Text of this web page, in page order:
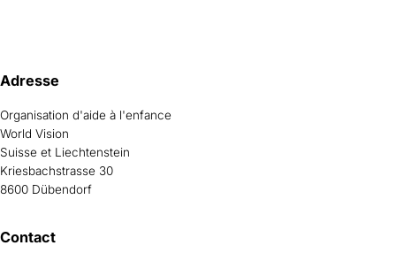
Adresse
Organisation d'aide à l'enfance
World Vision
Suisse et Liechtenstein
Kriesbachstrasse 30
8600 Dübendorf
Contact